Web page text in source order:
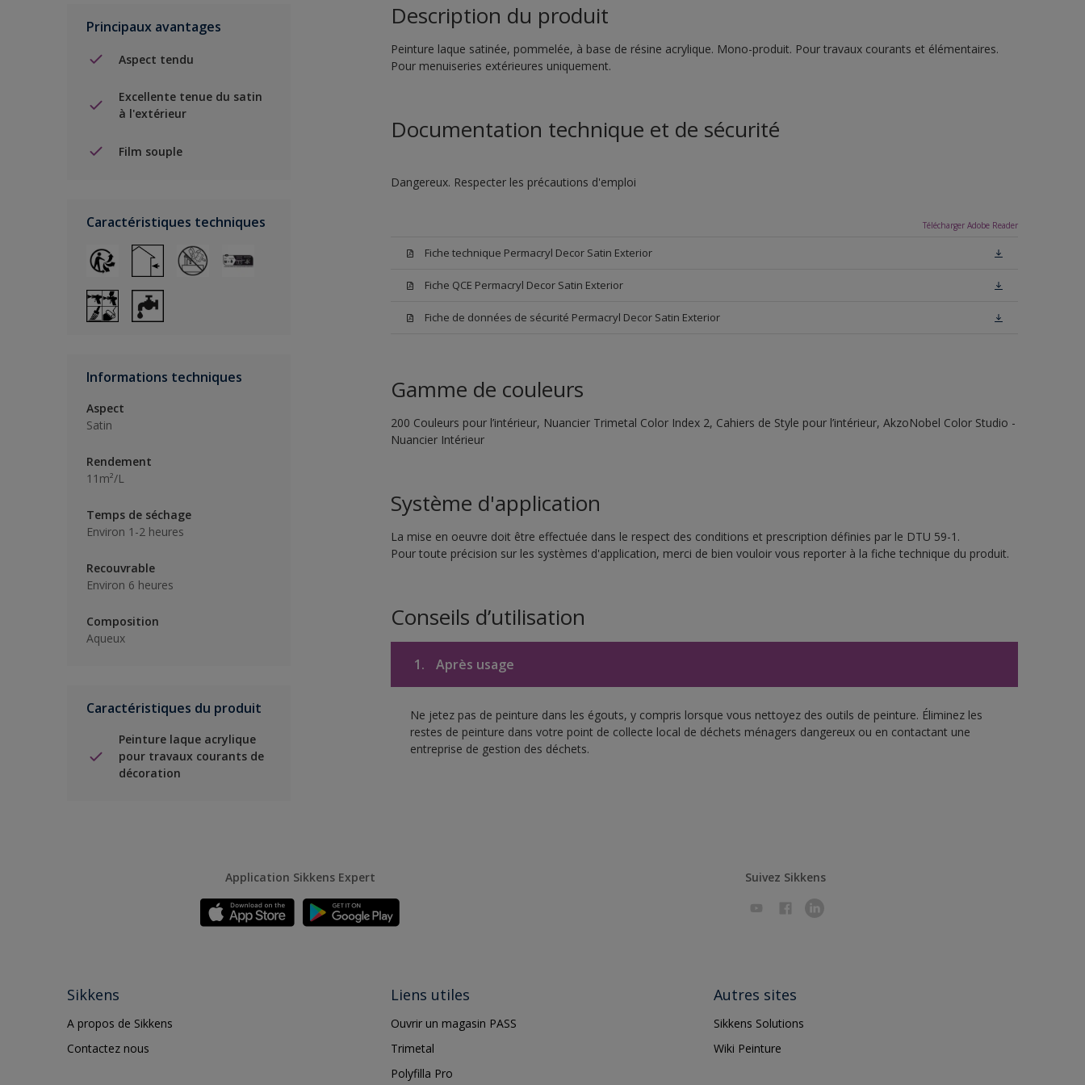
Principaux avantages
Aspect tendu
Excellente tenue du satin
à l'extérieur
Film souple
Caractéristiques techniques
Informations techniques
Aspect
Satin
Rendement
11m²/L
Temps de séchage
Environ 1-2 heures
Recouvrable
Environ 6 heures
Composition
Aqueux
Caractéristiques du produit
Peinture laque acrylique
pour travaux courants de
décoration
Description du produit
Peinture laque satinée, pommelée, à base de résine acrylique. Mono-produit. Pour travaux courants et élémentaires.
Pour menuiseries extérieures uniquement.
Documentation technique et de sécurité
Dangereux. Respecter les précautions d'emploi
Télécharger Adobe Reader
Fiche technique Permacryl Decor Satin Exterior
Fiche QCE Permacryl Decor Satin Exterior
Fiche de données de sécurité Permacryl Decor Satin Exterior
Gamme de couleurs
200 Couleurs pour l’intérieur, Nuancier Trimetal Color Index 2, Cahiers de Style pour l’intérieur, AkzoNobel Color Studio -
Nuancier Intérieur
Système d'application
La mise en oeuvre doit être effectuée dans le respect des conditions et prescription définies par le DTU 59-1.
Pour toute précision sur les systèmes d'application, merci de bien vouloir vous reporter à la fiche technique du produit.
Conseils d’utilisation
1. Après usage
Ne jetez pas de peinture dans les égouts, y compris lorsque vous nettoyez des outils de peinture. Éliminez les
restes de peinture dans votre point de collecte local de déchets ménagers dangereux ou en contactant une
entreprise de gestion des déchets.
Application Sikkens Expert Suivez Sikkens
Sikkens
A propos de Sikkens
Contactez nous
Liens utiles
Ouvrir un magasin PASS
Trimetal
Polyfilla Pro
Autres sites
Sikkens Solutions
Wiki Peinture